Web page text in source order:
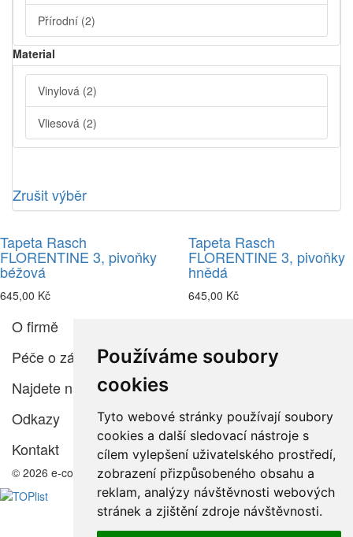
Používáme soubory
cookies
Tyto webové stránky používají soubory
cookies a další sledovací nástroje s
cílem vylepšení uživatelského prostředí,
zobrazení přizpůsobeného obsahu a
reklam, analýzy návštěvnosti webových
stránek a zjištění zdroje návštěvnosti.
Přírodní (2)
Material
Vinylová (2)
Vliesová (2)
Zrušit výběr
Tapeta Rasch
FLORENTINE 3, pivoňky
béžová
645,00 Kč
Tapeta Rasch
FLORENTINE 3, pivoňky
hnědá
645,00 Kč
O firmě
Péče o zákazníka
Najdete nás
Odkazy
Kontakt
© 2026 e-color.cz